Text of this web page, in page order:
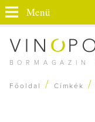
BORMAGAZIN
Menü
Főoldal / Címkék /